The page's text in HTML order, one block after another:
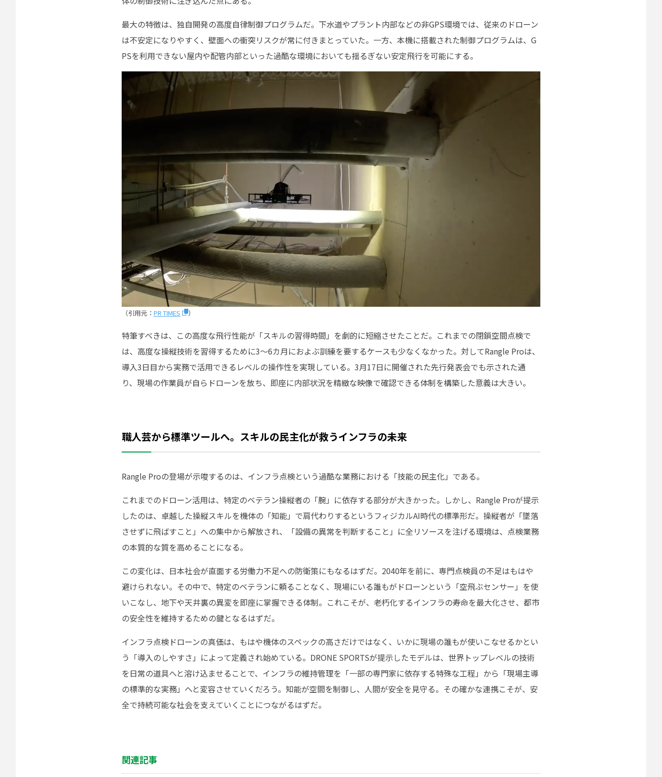
最大の特徴は、独自開発の高度自律制御プログラムだ。下水道やプラント内部などの非GPS環境では、従来のドローン
は不安定になりやすく、壁面への衝突リスクが常に付きまとっていた。一方、本機に搭載された制御プログラムは、G
PSを利用できない屋内や配管内部といった過酷な環境においても揺るぎない安定飛行を可能にする。
（引用元： PR TIMES ）
特筆すべきは、この高度な飛行性能が「スキルの習得時間」を劇的に短縮させたことだ。これまでの閉鎖空間点検で
は、高度な操縦技術を習得するために3〜6カ月におよぶ訓練を要するケースも少なくなかった。対してRangle Proは、
導入3日目から実務で活用できるレベルの操作性を実現している。3月17日に開催された先行発表会でも示された通
り、現場の作業員が自らドローンを放ち、即座に内部状況を精緻な映像で確認できる体制を構築した意義は大きい。
職人芸から標準ツールへ。スキルの民主化が救うインフラの未来
Rangle Proの登場が示唆するのは、インフラ点検という過酷な業務における「技能の民主化」である。
これまでのドローン活用は、特定のベテラン操縦者の「腕」に依存する部分が大きかった。しかし、Rangle Proが提示
したのは、卓越した操縦スキルを機体の「知能」で肩代わりするというフィジカルAI時代の標準形だ。操縦者が「墜落
させずに飛ばすこと」への集中から解放され、「設備の異常を判断すること」に全リソースを注げる環境は、点検業務
の本質的な質を高めることになる。
この変化は、日本社会が直面する労働力不足への防衛策にもなるはずだ。2040年を前に、専門点検員の不足はもはや
避けられない。その中で、特定のベテランに頼ることなく、現場にいる誰もがドローンという「空飛ぶセンサー」を使
いこなし、地下や天井裏の異変を即座に掌握できる体制。これこそが、老朽化するインフラの寿命を最大化させ、都市
の安全性を維持するための鍵となるはずだ。
インフラ点検ドローンの真価は、もはや機体のスペックの高さだけではなく、いかに現場の誰もが使いこなせるかとい
う「導入のしやすさ」によって定義され始めている。DRONE SPORTSが提示したモデルは、世界トップレベルの技術
を日常の道具へと溶け込ませることで、インフラの維持管理を「一部の専門家に依存する特殊な工程」から「現場主導
の標準的な実務」へと変容させていくだろう。知能が空間を制御し、人間が安全を見守る。その確かな連携こそが、安
全で持続可能な社会を支えていくことにつながるはずだ。
関連記事